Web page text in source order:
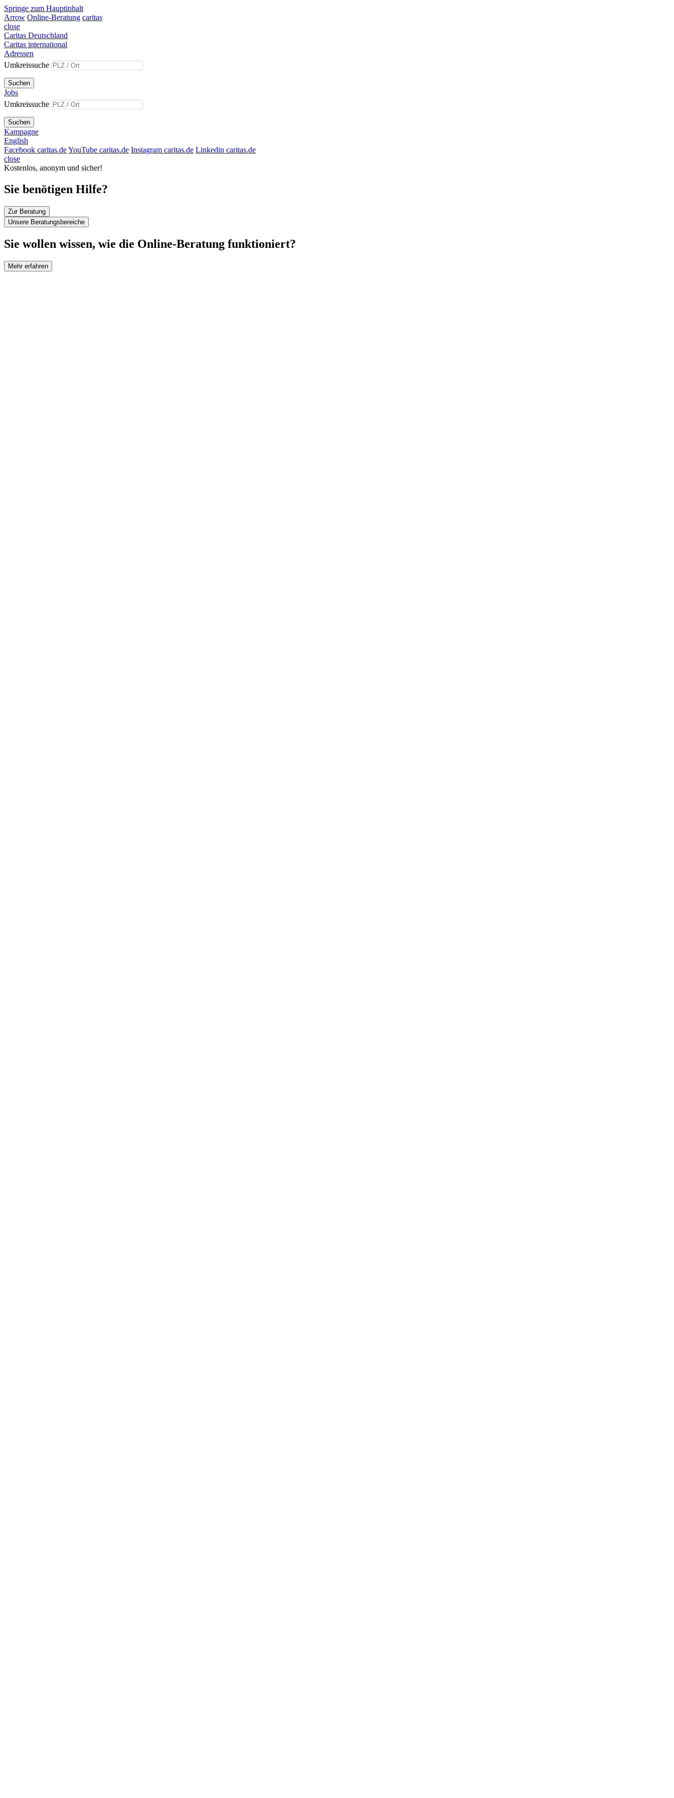
Springe zum Hauptinhalt
Arrow Online-Beratung caritas
close
Caritas Deutschland
Caritas international
Adressen
Umkreissuche
Suchen
Jobs
Umkreissuche
Suchen
Kampagne
English
Facebook caritas.deYouTube caritas.de Instagram caritas.de Linkedin caritas.de
close
Kostenlos, anonym und sicher!
Sie benötigen Hilfe?
Zur Beratung
Unsere Beratungsbereiche
Sie wollen wissen, wie die Online-Beratung funktioniert?
Mehr erfahren